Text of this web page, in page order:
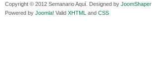
Viernes, 11 Diciembre 2020
Medios de difusión, amigos y enemigos de Evo Morales
Copyright © 2012 Semanario Aquí. Designed by JoomShaper
Powered by Joomla! Valid XHTML and CSS